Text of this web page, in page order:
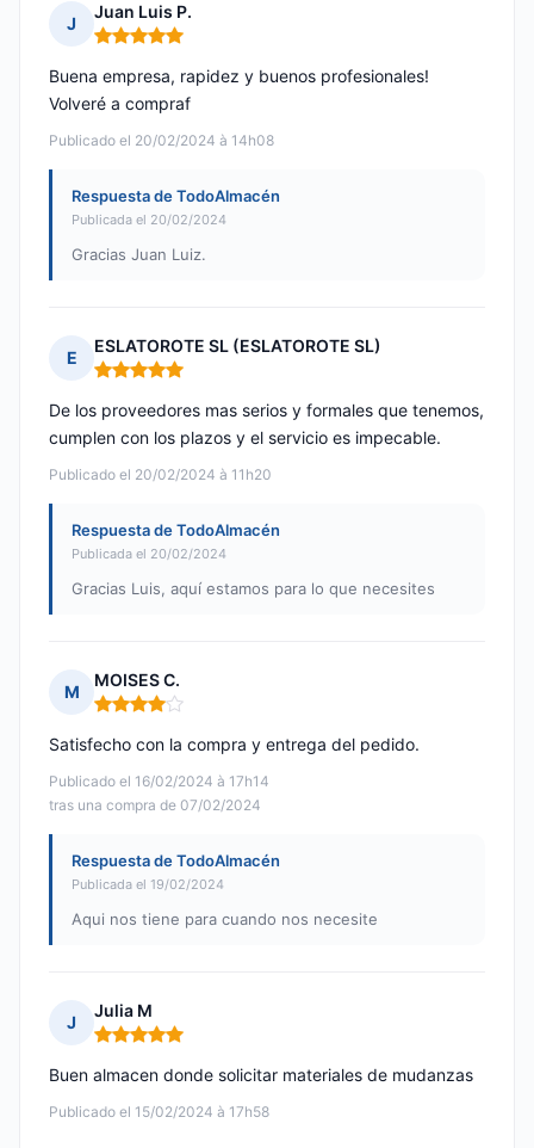
J
Juan Luis P.
Nota: 5 de 5
Publicado el 20/02/2024 à 14h08
Buena empresa, rapidez y buenos profesionales!
Volveré a compraf
Respuesta de TodoAlmacén
Publicada el 20/02/2024
Gracias Juan Luiz.
E
ESLATOROTE SL (ESLATOROTE SL)
Nota: 5 de 5
Publicado el 20/02/2024 à 11h20
De los proveedores mas serios y formales que tenemos,
cumplen con los plazos y el servicio es impecable.
Respuesta de TodoAlmacén
Publicada el 20/02/2024
Gracias Luis, aquí estamos para lo que necesites
M
MOISES C.
Nota: 4 de 5
Publicado el 16/02/2024 à 17h14
tras una compra de 07/02/2024
Satisfecho con la compra y entrega del pedido.
Respuesta de TodoAlmacén
Publicada el 19/02/2024
Aqui nos tiene para cuando nos necesite
J
Julia M
Nota: 5 de 5
Publicado el 15/02/2024 à 17h58
Buen almacen donde solicitar materiales de mudanzas